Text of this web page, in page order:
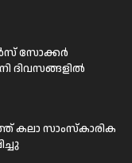
സോക്കർ
ദിവസങ്ങളിൽ
കലാ സാംസ്കാരിക